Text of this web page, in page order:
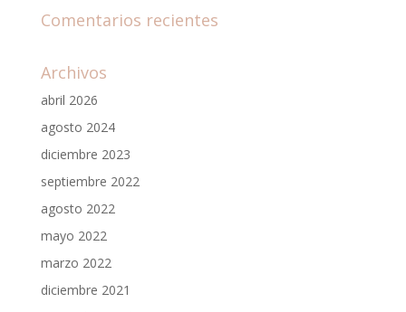
Comentarios recientes
Archivos
abril 2026
agosto 2024
diciembre 2023
septiembre 2022
agosto 2022
mayo 2022
marzo 2022
diciembre 2021